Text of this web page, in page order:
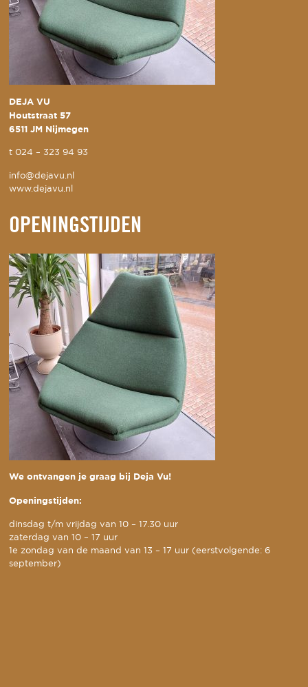
DEJA VU
Houtstraat 57
6511 JM Nijmegen
t024 – 323 94 93
info@dejavu.nl
www.dejavu.nl
OPENINGSTIJDEN
We ontvangen je graag bij Deja Vu!
Openingstijden:
dinsdag t/m vrijdag van 10 – 17.30 uur
zaterdag van 10 – 17 uur
1e zondag van de maand van 13 – 17 uur (eerstvolgende: 6
september)